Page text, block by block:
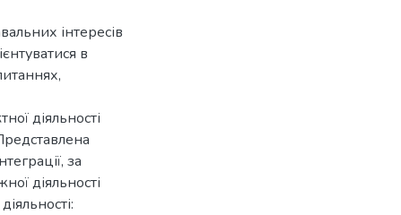
інтересів
в
діяльності
за
діяльності